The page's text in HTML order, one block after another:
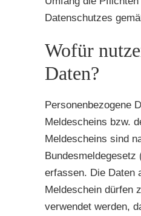
Datenschutzes
Wofür
Daten?
Personenbezogene
Meldescheins bzw.
Meldescheins sind
Bundesmeldegesetz
erfassen. Die Daten
Meldeschein dürfen
verwendet werden,